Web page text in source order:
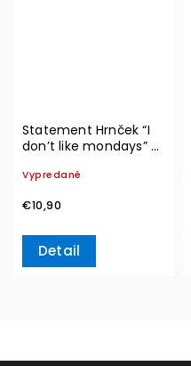
Statement Hrnček “I
don’t like mondays” –
Vypredané
€10,90
Detail